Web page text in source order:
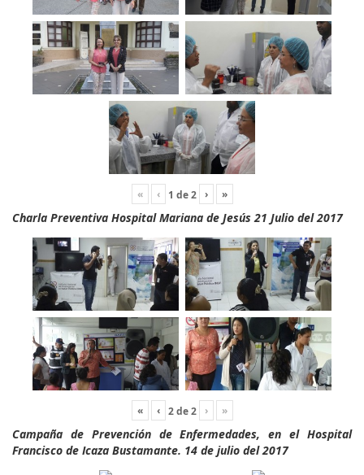
« ‹ 1 de2 › »
Charla Preventiva Hospital Mariana de Jesús 21 Julio del 2017
« ‹ 2de2 › »
Campaña de Prevención de Enfermedades, en el Hospital
Francisco de Icaza Bustamante. 14 de julio del 2017